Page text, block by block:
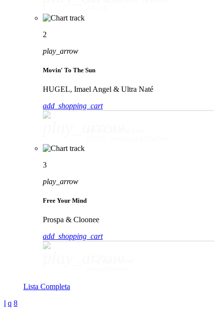
2
play_arrow
Movin' To The Sun
HUGEL, Imael Angel & Ultra Naté
add_shopping_cart
3
play_arrow
Free Your Mind
Prospa & Cloonee
add_shopping_cart
Lista Completa